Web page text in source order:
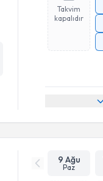
Takvim
kapalıdır
9 Ağu
Paz